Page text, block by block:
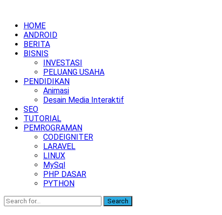
HOME
ANDROID
BERITA
BISNIS
INVESTASI
PELUANG USAHA
PENDIDIKAN
Animasi
Desain Media Interaktif
SEO
TUTORIAL
PEMROGRAMAN
CODEIGNITER
LARAVEL
LINUX
MySql
PHP DASAR
PYTHON
Search